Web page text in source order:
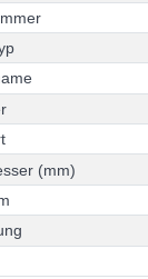
mmer
p
ame
r
t
sser (mm)
ng